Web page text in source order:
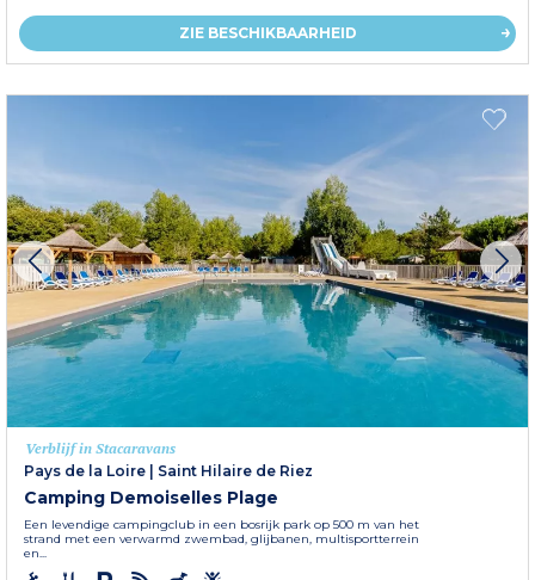
ZIE BESCHIKBAARHEID
Verblijf in Stacaravans
Pays de la Loire | Saint Hilaire de Riez
Camping Demoiselles Plage
Een levendige campingclub in een bosrijk park op 500 m van het
strand met een verwarmd zwembad, glijbanen, multisportterrein
en...